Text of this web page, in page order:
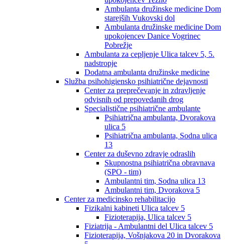
Ambulanta družinske medicine Dom
starejših Vukovski dol
Ambulanta družinske medicine Dom
upokojencev Danice Vogrinec
Pobrežje
Ambulanta za cepljenje Ulica talcev 5, 5.
nadstropje
Dodatna ambulanta družinske medicine
Služba psihohigiensko psihiatrične dejavnosti
Center za preprečevanje in zdravljenje
odvisnih od prepovedanih drog
Specialistične psihiatrične ambulante
Psihiatrična ambulanta, Dvorakova
ulica 5
Psihiatrična ambulanta, Sodna ulica
13
Center za duševno zdravje odraslih
Skupnostna psihiatrična obravnava
(SPO - tim)
Ambulantni tim, Sodna ulica 13
Ambulantni tim, Dvorakova 5
Center za medicinsko rehabilitacijo
Fizikalni kabineti Ulica talcev 5
Fizioterapija, Ulica talcev 5
Fiziatrija - Ambulantni del Ulica talcev 5
Fizioterapija, Vošnjakova 20 in Dvorakova